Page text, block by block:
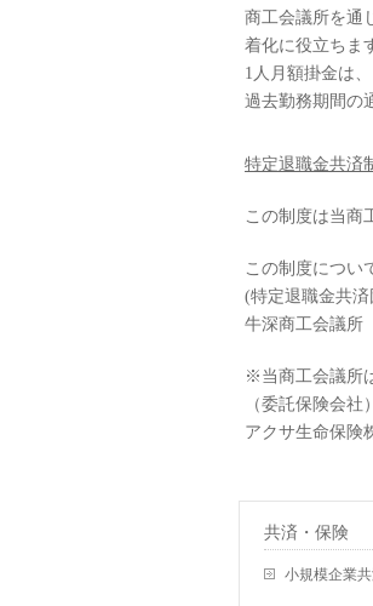
商工会議所を通
着化に役立ちま
1人月額掛金は
過去勤務期間の
特定退職金共済
この制度は当商
この制度につい
(特定退職金共済
牛深商工会議所
※当商工会議所
（委託保険会社）
アクサ生命保
共済・保険
小規模企業